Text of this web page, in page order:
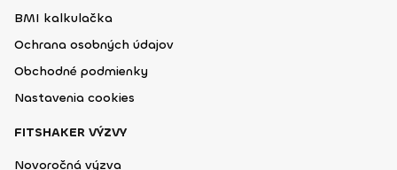
BMI kalkulačka
Ochrana osobných údajov
Obchodné podmienky
Nastavenia cookies
FITSHAKER VÝZVY
Novoročná výzva